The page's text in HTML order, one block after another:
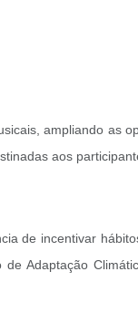
ampliando as
aos
de incentivar
Adaptação